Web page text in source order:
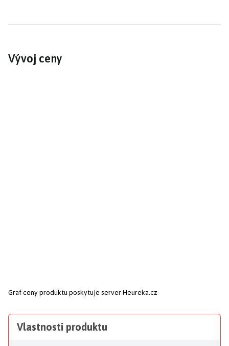
Vývoj ceny
Graf ceny produktu poskytuje server Heureka.cz
Vlastnosti produktu